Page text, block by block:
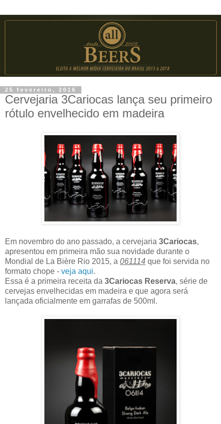
25 fevereiro, 2016
Cervejaria 3Cariocas lança seu primeiro
rótulo envelhecido em madeira
Em novembro do ano passado, a cervejaria 3Cariocas,
apresentou em primeira mão sua novidade durante o
Mondial de La Bière Rio 2015, a 061114 que foi servida no
formato chope - veja aqui.
Essa é a primeira receita da 3Cariocas Reserva, série de
cervejas envelhecidas em madeira e que agora será
lançada oficialmente em garrafas de 500ml.